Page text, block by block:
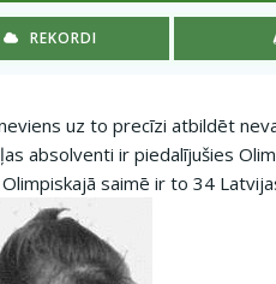
REKORDI
uz to precīzi atbildēt
absolventi ir piedalījušies
saimē ir to 34